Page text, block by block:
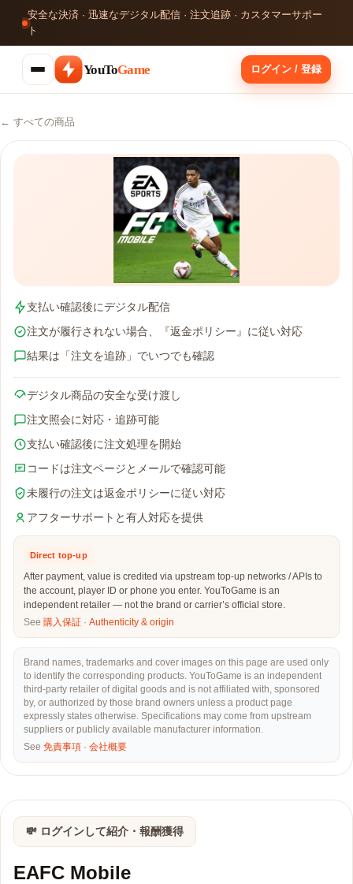
安全な決済 · 迅速なデジタル配信 · 注文追跡 · カスタマーサポー
ト
YouToGame ログイン / 登録
← すべての商品
支払い確認後にデジタル配信
注文が履行されない場合、『返金ポリシー』に従い対応
結果は「注文を追跡」でいつでも確認
デジタル商品の安全な受け渡し
注文照会に対応・追跡可能
支払い確認後に注文処理を開始
コードは注文ページとメールで確認可能
未履行の注文は返金ポリシーに従い対応
アフターサポートと有人対応を提供
Direct top-up
After payment, value is credited via upstream top-up networks / APIs to
the account, player ID or phone you enter. YouToGame is an
independent retailer — not the brand or carrier’s official store.
See 購入保証 · Authenticity & origin
Brand names, trademarks and cover images on this page are used only
to identify the corresponding products. YouToGame is an independent
third-party retailer of digital goods and is not affiliated with, sponsored
by, or authorized by those brand owners unless a product page
expressly states otherwise. Specifications may come from upstream
suppliers or publicly available manufacturer information.
See 免責事項 · 会社概要
💸 ログインして紹介・報酬獲得
EAFC Mobile